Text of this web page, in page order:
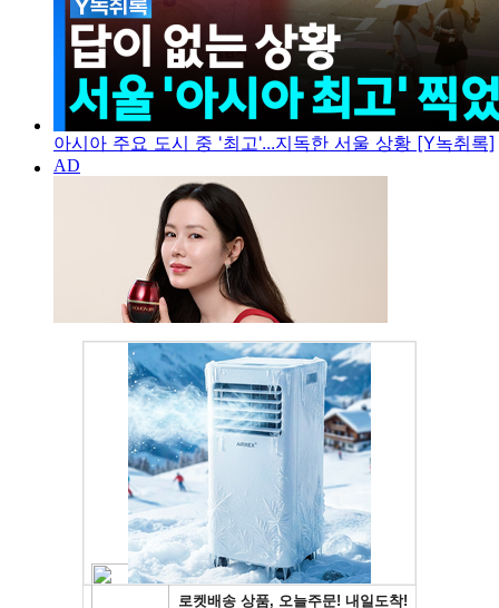
아시아 주요 도시 중 '최고'...지독한 서울 상황 [Y녹취록]